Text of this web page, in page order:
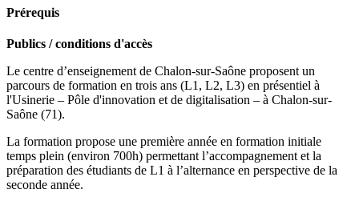
Prérequis
Publics / conditions d'accès
Le centre d’enseignement de Chalon-sur-Saône proposent un
parcours de formation en trois ans (L1, L2, L3) en présentiel à
l'Usinerie – Pôle d'innovation et de digitalisation – à Chalon-sur-
Saône (71).
La formation propose une première année en formation initiale
temps plein (environ 700h) permettant l’accompagnement et la
préparation des étudiants de L1 à l’alternance en perspective de la
seconde année.